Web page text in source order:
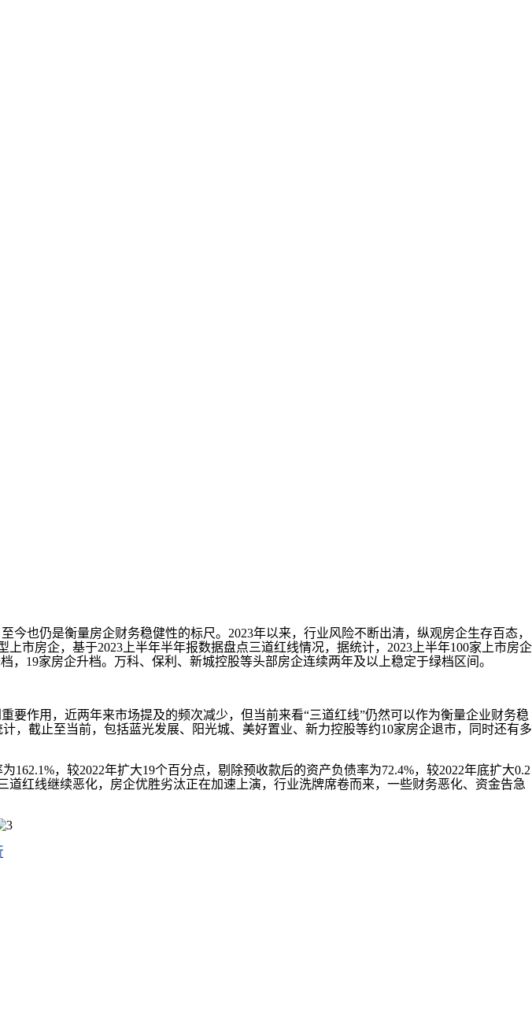
仍是衡量房企财务稳健性的标尺。2023年以来，行业风险不断出清，纵观房企生存百态，
市房企，基于2023上半年半年报数据盘点三道红线情况，据统计，2023上半年100家上市房企
19家房企升档。万科、保利、新城控股等头部房企连续两年及以上稳定于绿档区间。
作用，近两年来市场提及的频次减少，但当前来看“三道红线”仍然可以作为衡量企业财务稳
，截止至当前，包括蓝光发展、阳光城、美好置业、新力控股等约10家房企退市，同时还有多
，较2022年扩大19个百分点，剔除预收款后的资产负债率为72.4%，较2022年底扩大0.2
红线继续恶化，房企优胜劣汰正在加速上演，行业洗牌席卷而来，一些财务恶化、资金告急